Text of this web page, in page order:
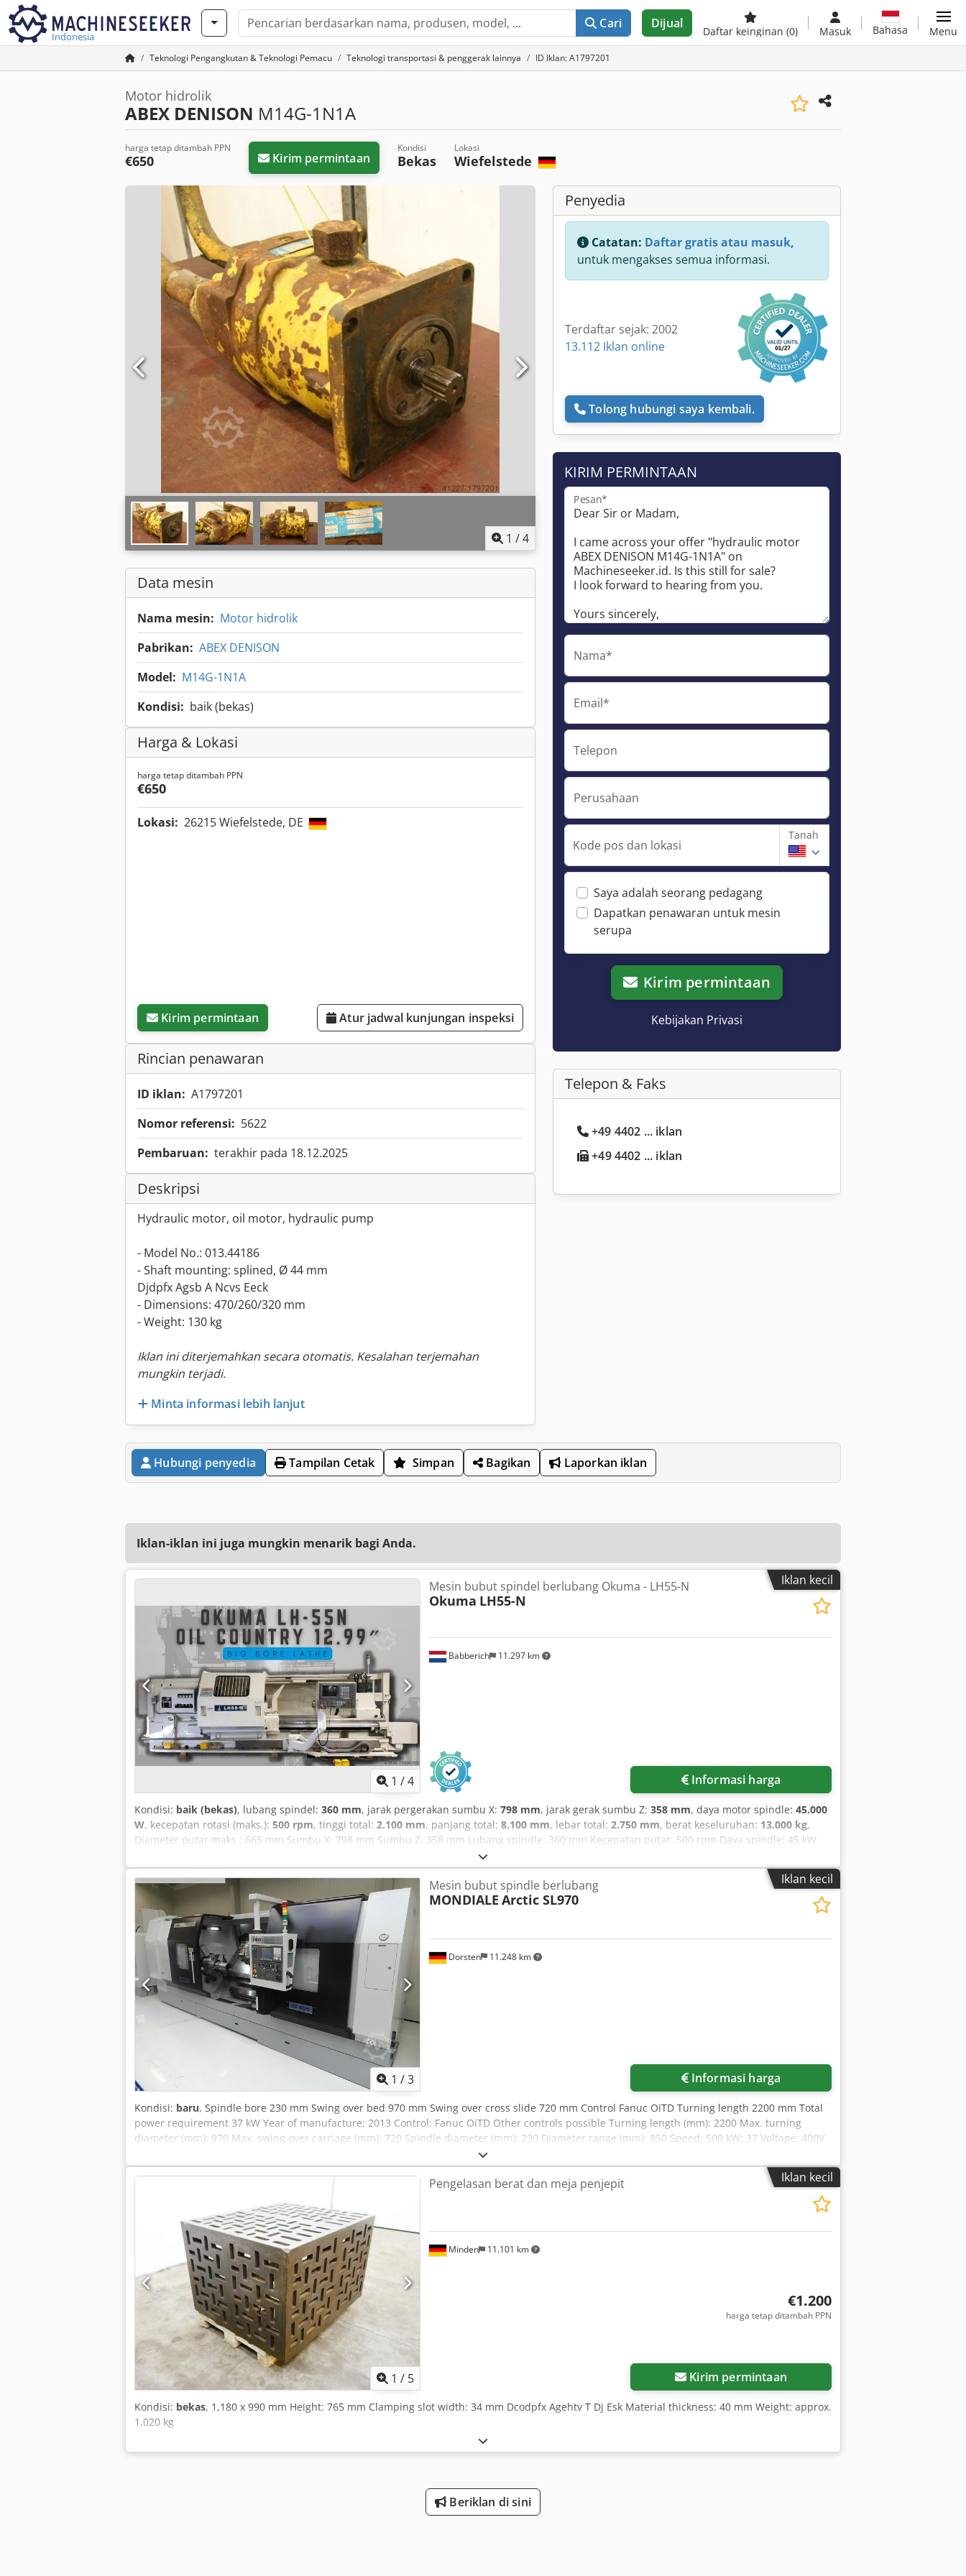
Indonesia
Cari Dijual
Daftar keinginan (0) Masuk Bahasa Menu
Teknologi Pengangkutan & Teknologi Pemacu Teknologi transportasi & penggerak lainnya ID Iklan: A1797201
Motor hidrolik
ABEX DENISON M14G-1N1A
harga tetap ditambah PPN
€650 Kirim permintaan
Kondisi
Bekas
Lokasi
Wiefelstede
1 /4
Data mesin
Nama mesin: Motor hidrolik
Pabrikan: ABEX DENISON
Model: M14G-1N1A
Kondisi: baik (bekas)
Harga & Lokasi
harga tetap ditambah PPN
€650
Lokasi: 26215 Wiefelstede, DE
Kirim permintaan Atur jadwal kunjungan inspeksi
Rincian penawaran
ID iklan: A1797201
Nomor referensi: 5622
Pembaruan: terakhir pada 18.12.2025
Deskripsi
Hydraulic motor, oil motor, hydraulic pump
- Model No.: 013.44186
- Shaft mounting: splined, Ø 44 mm
Djdpfx Agsb A Ncvs Eeck
- Dimensions: 470/260/320 mm
- Weight: 130 kg
Iklan ini diterjemahkan secara otomatis. Kesalahan terjemahan
mungkin terjadi.
Minta informasi lebih lanjut
Penyedia
Catatan: Daftar gratis atau masuk,
untuk mengakses semua informasi.
Terdaftar sejak: 2002
13.112 Iklan online
Tolong hubungi saya kembali.
KIRIM PERMINTAAN
Pesan*
Nama*
Email*
Telepon
Perusahaan
Kode pos dan lokasi
Tanah
Saya adalah seorang pedagang
Dapatkan penawaran untuk mesin
serupa
Kirim permintaan
Kebijakan Privasi
Telepon & Faks
+49 4402 ... iklan
+49 4402 ... iklan
Hubungi penyedia Tampilan Cetak Simpan Bagikan Laporkan iklan
Iklan-iklan ini juga mungkin menarik bagi Anda.
Iklan kecil
1 /4
Babberich 11.297 km
Mesin bubut spindel berlubang Okuma - LH55-N
Okuma LH55-N
Informasi harga
Kondisi: baik (bekas), lubang spindel: 360 mm, jarak pergerakan sumbu X: 798 mm, jarak gerak sumbu Z: 358 mm, daya motor spindle: 45.000
W, kecepatan rotasi (maks.): 500 rpm, tinggi total: 2.100 mm, panjang total: 8.100 mm, lebar total: 2.750 mm, berat keseluruhan: 13.000 kg,
Diameter putar maks.: 665 mm Sumbu X: 798 mm Sumbu Z: 358 mm Lubang spindle: 360 mm Kecepatan putar: 500 rpm Daya spindle: 45 kW
Dsdpfowxb Erox Ag Eeck Mounting pinole: 6 Mk Langkah pinole: 230 mm Diameter pinole: 150 mm Panjang: 8.100 mm Lebar: 275 mm Tinggi:
2.100 mm Berat: 13.000 kg Perhatikan: Informasi di halaman ini diperoleh berdasarkan pengetahuan kami yang terbaik dan, sejauh mungkin,
dari produsen. Informasi ini diberikan dengan itikad baik, namun tidak dapat dijamin keakuratannya. Oleh karena itu, informasi ini tidak
mewakili pernyataan atau ketentuan kontrak. Kami menyarankan Anda untuk memeriksa semua detail penting.
Iklan kecil
1 /3
Dorsten 11.248 km
Mesin bubut spindle berlubang
MONDIALE Arctic SL970
Informasi harga
Kondisi: baru, Spindle bore 230 mm Swing over bed 970 mm Swing over cross slide 720 mm Control Fanuc OiTD Turning length 2200 mm Total
power requirement 37 kW Year of manufacture: 2013 Control: Fanuc OiTD Other controls possible Turning length (mm): 2200 Max. turning
diameter (mm): 970 Max. swing over carriage (mm): 720 Spindle diameter (mm): 230 Diameter range (mm): 850 Speed: 500 kW: 37 Voltage: 400V
Hertz: 50 The technical data are as provided by the manufacturer or operator and are therefore non-binding for us. Prior sale reserved; only our
general terms and conditions of sale apply. About us: More than 400 own machines in stock Over 15,000 m² warehouse space, crane capacity 70
t More than 10,000 items of accessories for your workshop If you are looking to sell machines, production lines, or your company, please contact
us. Further offers can be found on our website. Viewing appointments are possible by arrangement. We look forward to your visit. Your Markus
Hirsch Team Dodjyqupaspfx Ag Eock Including: 4-jaw chuck, Ø 800 mm rear Pneumatic 3-jaw chuck, Ø 600 mm front
Iklan kecil
1 / 5
Minden 11.101 km
Pengelasan berat dan meja penjepit
€1.200
harga tetap ditambah PPN
Kirim permintaan
Kondisi: bekas, 1,180 x 990 mm Height: 765 mm Clamping slot width: 34 mm Dcodpfx Agehtv T Dj Esk Material thickness: 40 mm Weight: approx.
1,020 kg
Beriklan di sini